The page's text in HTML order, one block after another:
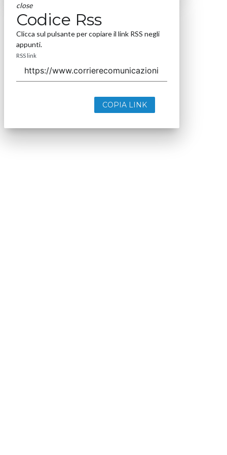
close
Codice Rss
Clicca sul pulsante per copiare il link RSS negli
appunti.
RSS link
COPIA LINK